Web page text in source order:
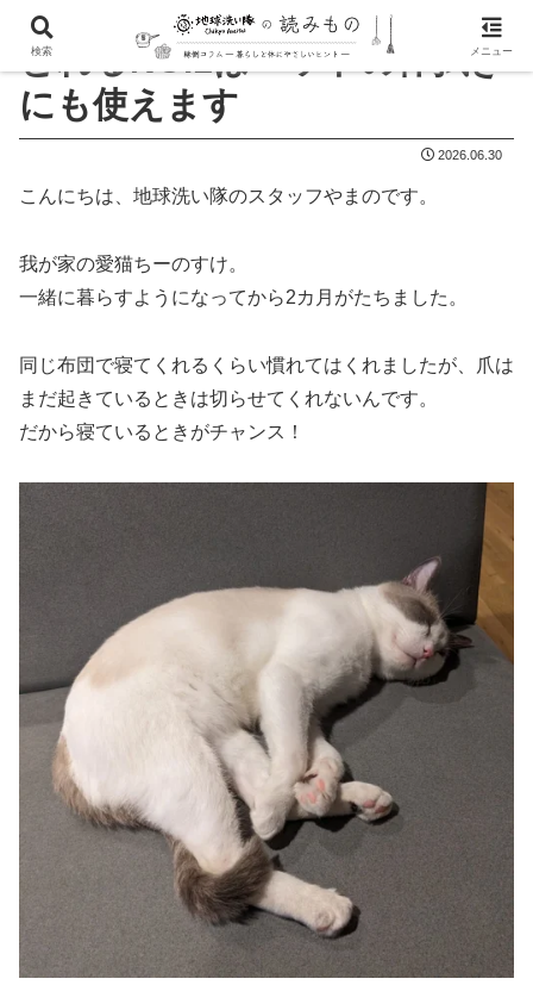
とれるNO.1はペットの体拭き
にも使えます
2026.06.30
こんにちは、地球洗い隊のスタッフやまのです。
我が家の愛猫ちーのすけ。
一緒に暮らすようになってから2カ月がたちました。
同じ布団で寝てくれるくらい慣れてはくれましたが、爪は
まだ起きているときは切らせてくれないんです。
だから寝ているときがチャンス！
検索 メニュー